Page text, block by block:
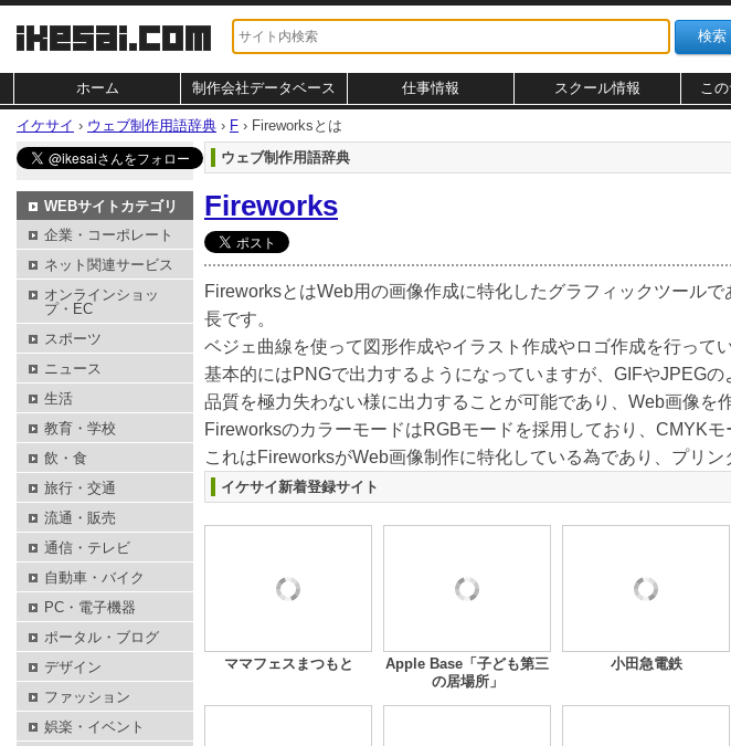
ホーム 制作会社データベース 仕事情報 スクール情報 こ
イケサイ › ウェブ制作用語辞典 › F › Fireworksとは
ウェブ制作用語辞典
Fireworks
FireworksとはWeb用の画像作成に特化したグラフィックツール
長です。
ベジェ曲線を使って図形作成やイラスト作成やロゴ作成を行って
基本的にはPNGで出力するようになっていますが、GIFやJPEG
品質を極力失わない様に出力することが可能であり、Web画像を
FireworksのカラーモードはRGBモードを採用しており、CMYKモ
これはFireworksがWeb画像制作に特化している為であり、プリン
イケサイ新着登録サイト
ママフェスまつもと
Apple Base「子ども第三
の居場所」
小田急電鉄
WEBサイトカテゴリ
企業・コーポレート
ネット関連サービス
オンラインショッ
プ・EC
スポーツ
ニュース
生活
教育・学校
飲・食
旅行・交通
流通・販売
通信・テレビ
自動車・バイク
PC・電子機器
ポータル・ブログ
デザイン
ファッション
娯楽・イベント